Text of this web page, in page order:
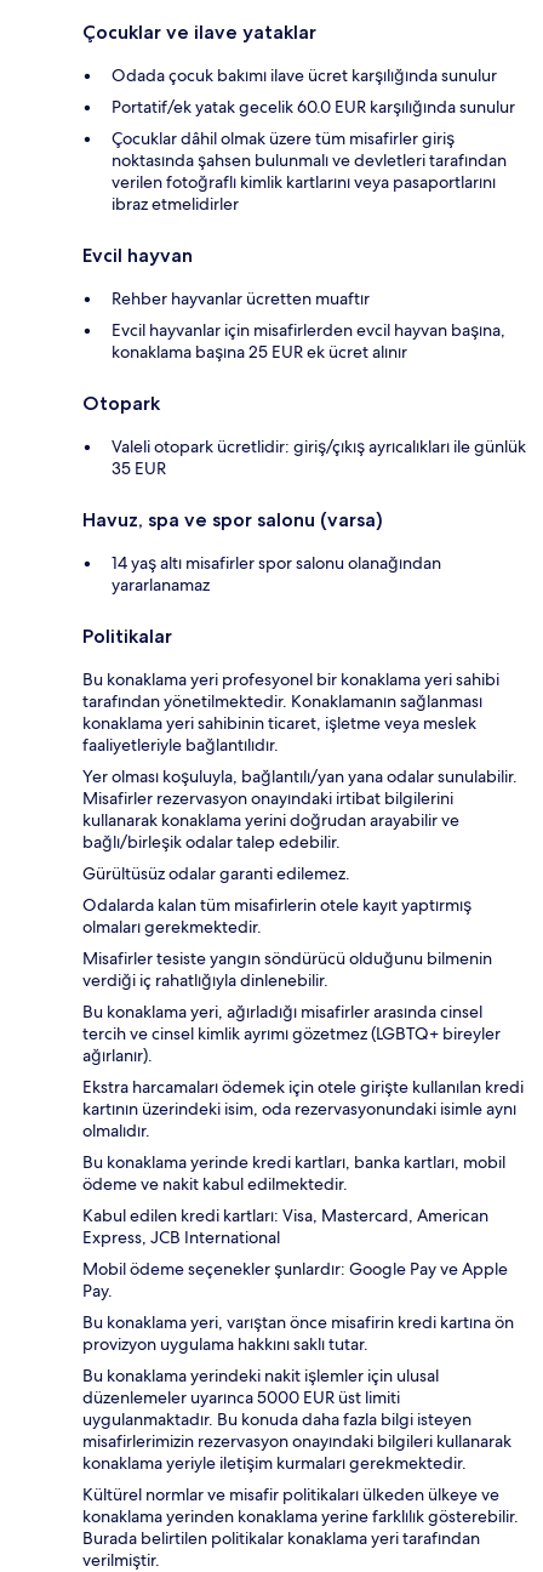
Çocuklar ve ilave yataklar
Odada çocuk bakımı ilave ücret karşılığında sunulur
Portatif/ek yatak gecelik 60.0 EUR karşılığında sunulur
Çocuklar dâhil olmak üzere tüm misafirler giriş
noktasında şahsen bulunmalı ve devletleri tarafından
verilen fotoğraflı kimlik kartlarını veya pasaportlarını
ibraz etmelidirler
Evcil hayvan
Rehber hayvanlar ücretten muaftır
Evcil hayvanlar için misafirlerden evcil hayvan başına,
konaklama başına 25 EUR ek ücret alınır
Otopark
Valeli otopark ücretlidir: giriş/çıkış ayrıcalıkları ile günlük
35 EUR
Havuz, spa ve spor salonu (varsa)
14 yaş altı misafirler spor salonu olanağından
yararlanamaz
Politikalar
Bu konaklama yeri profesyonel bir konaklama yeri sahibi
tarafından yönetilmektedir. Konaklamanın sağlanması
konaklama yeri sahibinin ticaret, işletme veya meslek
faaliyetleriyle bağlantılıdır.
Yer olması koşuluyla, bağlantılı/yan yana odalar sunulabilir.
Misafirler rezervasyon onayındaki irtibat bilgilerini
kullanarak konaklama yerini doğrudan arayabilir ve
bağlı/birleşik odalar talep edebilir.
Gürültüsüz odalar garanti edilemez.
Odalarda kalan tüm misafirlerin otele kayıt yaptırmış
olmaları gerekmektedir.
Misafirler tesiste yangın söndürücü olduğunu bilmenin
verdiği iç rahatlığıyla dinlenebilir.
Bu konaklama yeri, ağırladığı misafirler arasında cinsel
tercih ve cinsel kimlik ayrımı gözetmez (LGBTQ+ bireyler
ağırlanır).
Ekstra harcamaları ödemek için otele girişte kullanılan kredi
kartının üzerindeki isim, oda rezervasyonundaki isimle aynı
olmalıdır.
Bu konaklama yerinde kredi kartları, banka kartları, mobil
ödeme ve nakit kabul edilmektedir.
Kabul edilen kredi kartları: Visa, Mastercard, American
Express, JCB International
Mobil ödeme seçenekler şunlardır: Google Pay ve Apple
Pay.
Bu konaklama yeri, varıştan önce misafirin kredi kartına ön
provizyon uygulama hakkını saklı tutar.
Bu konaklama yerindeki nakit işlemler için ulusal
düzenlemeler uyarınca 5000 EUR üst limiti
uygulanmaktadır. Bu konuda daha fazla bilgi isteyen
misafirlerimizin rezervasyon onayındaki bilgileri kullanarak
konaklama yeriyle iletişim kurmaları gerekmektedir.
Kültürel normlar ve misafir politikaları ülkeden ülkeye ve
konaklama yerinden konaklama yerine farklılık gösterebilir.
Burada belirtilen politikalar konaklama yeri tarafından
verilmiştir.